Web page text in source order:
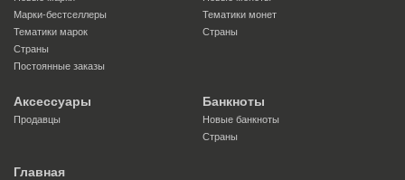
Марки-бестселлеры
Тематики марок
Страны
Постоянные заказы
Тематики монет
Страны
Аксессуары
Продавцы
Банкноты
Новые банкноты
Страны
Главная